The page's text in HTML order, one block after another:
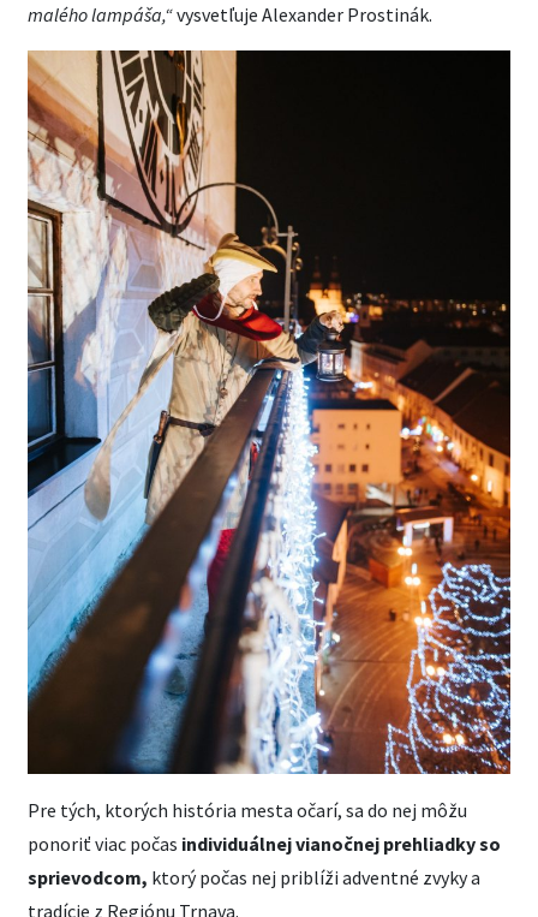
malého lampáša,“vysvetľuje Alexander Prostinák.
Pre tých, ktorých história mesta očarí, sa do nej môžu
ponoriť viac počas individuálnej vianočnej prehliadky so
sprievodcom, ktorý počas nej priblíži adventné zvyky a
tradície z Regiónu Trnava.